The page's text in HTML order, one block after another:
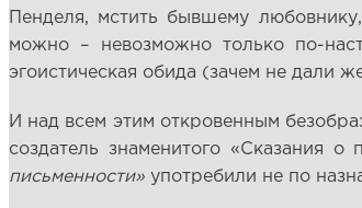
Пенделя, мстить бывшему
можно – невозможно только по-
эгоистическая обида (зачем не дали
И над всем этим откровенным
создатель знаменитого «Сказания
письменности» употребили не по